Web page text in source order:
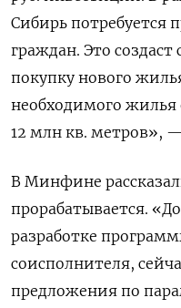
Сибирь потребуется
граждан. Это создаст
покупку нового
необходимого жилья
12 млн кв. метров»,
В Минфине
прорабатывается.
разработке
соисполнителя,
предложения по